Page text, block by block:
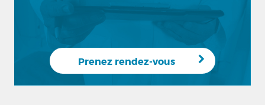
Prenez rendez-vous